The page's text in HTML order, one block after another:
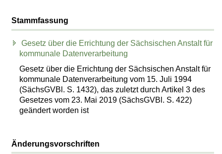
Stammfassung
Gesetz über die Errichtung der Sächsischen Anstalt für
kommunale Datenverarbeitung
Gesetz über die Errichtung der Sächsischen Anstalt für
kommunale Datenverarbeitung vom 15. Juli 1994
(SächsGVBl. S. 1432), das zuletzt durch Artikel 3 des
Gesetzes vom 23. Mai 2019 (SächsGVBl. S. 422)
geändert worden ist
Änderungsvorschriften